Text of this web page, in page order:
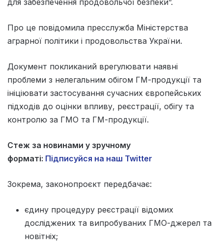
Про це повідомила пресслужба Міністерства
аграрної політики і продовольства України.
Документ покликаний врегулювати наявні
проблеми з нелегальним обігом ГМ-продукції та
ініціювати застосування сучасних європейських
підходів до оцінки впливу, реєстрації, обігу та
контролю за ГМО та ГМ-продукції.
Стеж за новинами у зручному
форматі: Підписуйся на наш Twitter
Зокрема, законопроєкт передбачає:
єдину процедуру реєстрації відомих
досліджених та випробуваних ГМО-джерел та
новітніх;